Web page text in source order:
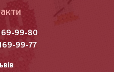
99-80
99-77